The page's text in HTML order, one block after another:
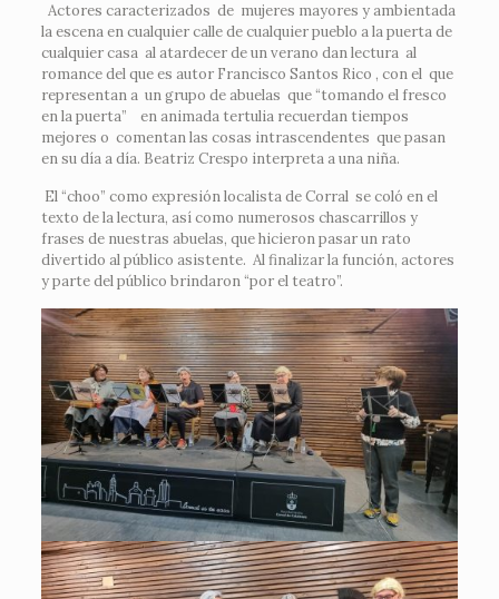
Actores caracterizados de mujeres mayores y ambientada
la escena en cualquier calle de cualquier pueblo a la puerta de
cualquier casa al atardecer de un verano dan lectura al
romance del que es autor Francisco Santos Rico , con el que
representan a un grupo de abuelas que “tomando el fresco
en la puerta” en animada tertulia recuerdan tiempos
mejores o comentan las cosas intrascendentes que pasan
en su día a día. Beatriz Crespo interpreta a una niña.
El “choo” como expresión localista de Corral se coló en el
texto de la lectura, así como numerosos chascarrillos y
frases de nuestras abuelas, que hicieron pasar un rato
divertido al público asistente. Al finalizar la función, actores
y parte del público brindaron “por el teatro”.